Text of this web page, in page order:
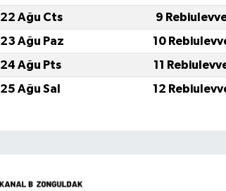
22 Ağu Cts
9
23 Ağu Paz
10
24 Ağu Pts
11
25 Ağu Sal
12